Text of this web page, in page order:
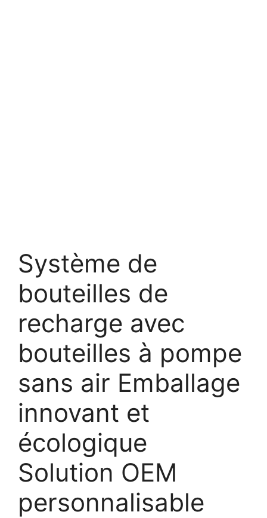
Système de
bouteilles de
recharge avec
bouteilles à pompe
sans air Emballage
innovant et
écologique
Solution OEM
personnalisable